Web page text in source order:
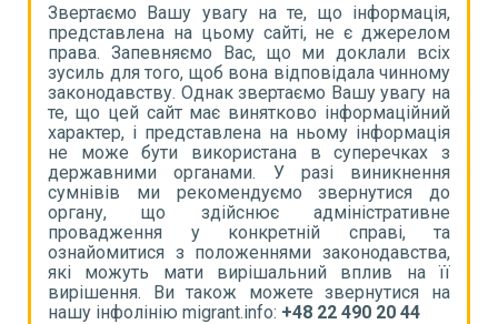
Звертаємо Вашу увагу на те, що інформація,
представлена на цьому сайті, не є джерелом
права. Запевняємо Вас, що ми доклали всіх
зусиль для того, щоб вона відповідала чинному
законодавству. Однак звертаємо Вашу увагу на
те, що цей сайт має винятково інформаційний
характер, і представлена на ньому інформація
не може бути використана в суперечках з
державними органами. У разі виникнення
сумнівів ми рекомендуємо звернутися до
органу, що здійснює адміністративне
провадження у конкретній справі, та
ознайомитися з положеннями законодавства,
які можуть мати вирішальний вплив на її
вирішення. Ви також можете звернутися на
нашу інфолінію migrant.info: +48 22 490 20 44